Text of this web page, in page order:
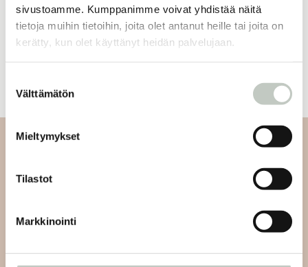
sivustoamme. Kumppanimme voivat yhdistää näitä
tietoja muihin tietoihin, joita olet antanut heille tai joita on
kerätty, kun olet käyttänyt heidän palvelujaan.
valinta
Välttämätön
Mieltymykset
Tilastot
Markkinointi
Oletko jo jäsen?
Kirjaudu sisään
Tilaa uutiskirjeemme ja saat tiedon uusista tapahtumista
ja Roots Journaleista ensimmäisten joukossa: